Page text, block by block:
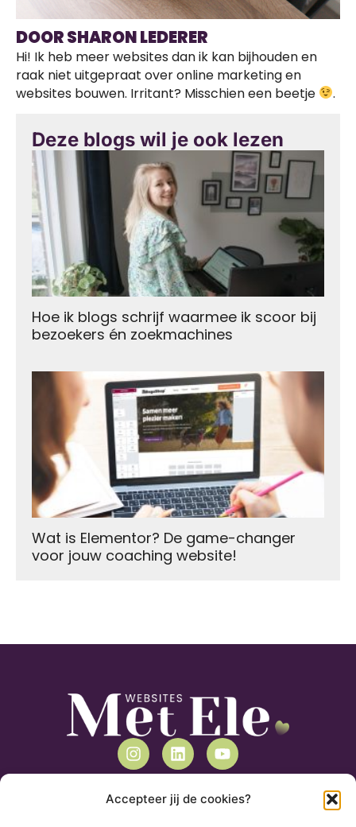
Accepteer jij de cookies?
DOOR SHARON LEDERER
Hi! Ik heb meer websites dan ik kan bijhouden en
raak niet uitgepraat over online marketing en
websites bouwen. Irritant? Misschien een beetje
.
Deze blogs wil je ook lezen
Hoe ik blogs schrijf waarmee ik scoor bij
bezoekers én zoekmachines
Wat is Elementor? De game-changer
voor jouw coaching website!
Mijn contactgegevens